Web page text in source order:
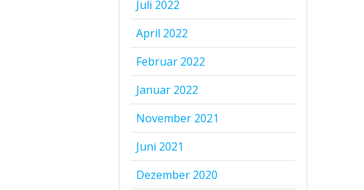
Juli 2022
April 2022
Februar 2022
Januar 2022
November 2021
Juni 2021
Dezember 2020